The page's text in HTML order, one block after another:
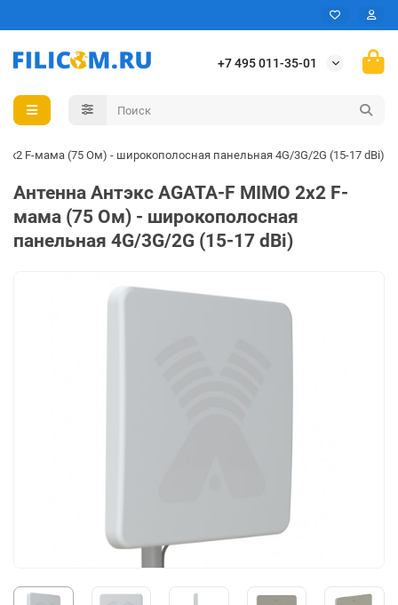
+7 495 011-35-01
2x2 F-мама (75 Ом) - широкополосная панельная 4G/3G/2G (15-17 dBi)
Антенна Антэкс AGATA-F MIMO 2x2 F-
мама (75 Ом) - широкополосная
панельная 4G/3G/2G (15-17 dBi)